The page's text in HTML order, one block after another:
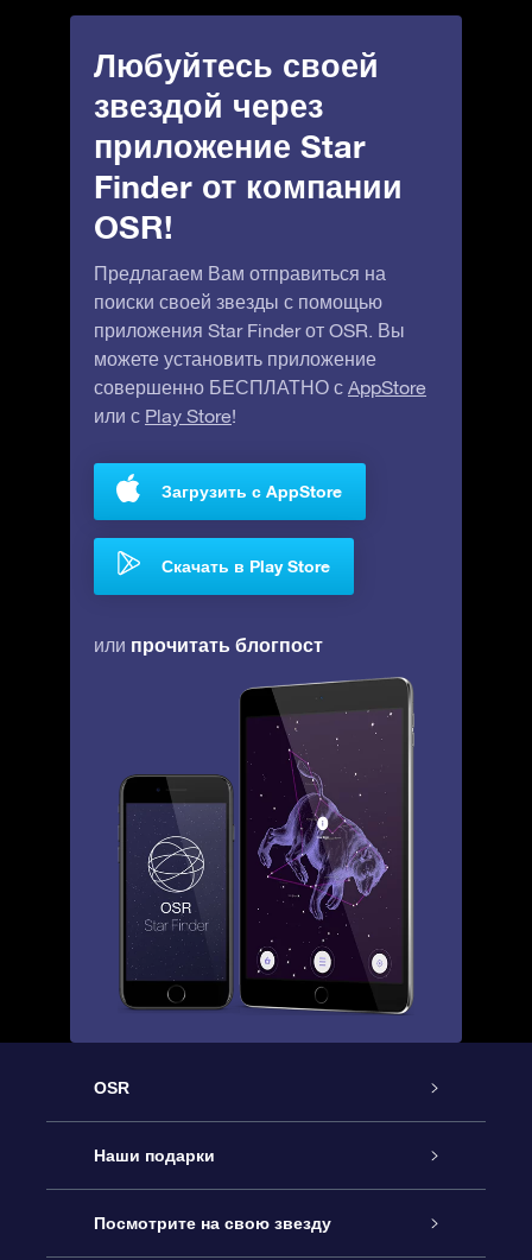
Любуйтесь своей
звездой через
приложение Star
Finder от компании
OSR!
Предлагаем Вам отправиться на
поиски своей звезды с помощью
приложения Star Finder от OSR. Вы
можете установить приложение
совершенно БЕСПЛАТНО с AppStore
или с Play Store!
Загрузить с AppStore
Скачать в Play Store
или прочитать блогпост
OSR
Обслуживание
Как с нами связаться
Наши подарки
Онлайн подарок Online Star Gift
Посмотрите на свою звезду